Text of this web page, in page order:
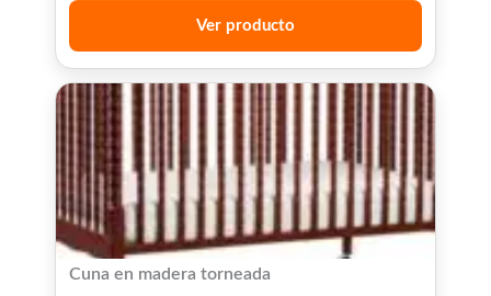
Ver producto
Cuna en madera torneada